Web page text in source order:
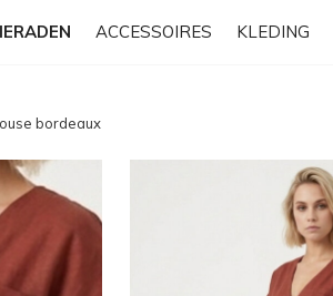
ACCESSOIRES KLEDING
bordeaux